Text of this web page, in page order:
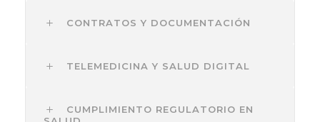
CONTRATOS Y DOCUMENTACIÓN
TELEMEDICINA Y SALUD DIGITAL
CUMPLIMIENTO REGULATORIO EN